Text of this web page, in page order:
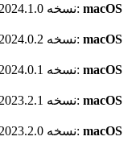
نسخه 2024.1.0نیازمندی سیستم: macOS
نسخه 2024.0.2نیازمندی سیستم: macOS
نسخه 2024.0.1نیازمندی سیستم: macOS
نسخه 2023.2.1نیازمندی سیستم: macOS
نسخه 2023.2.0نیازمندی سیستم: macOS